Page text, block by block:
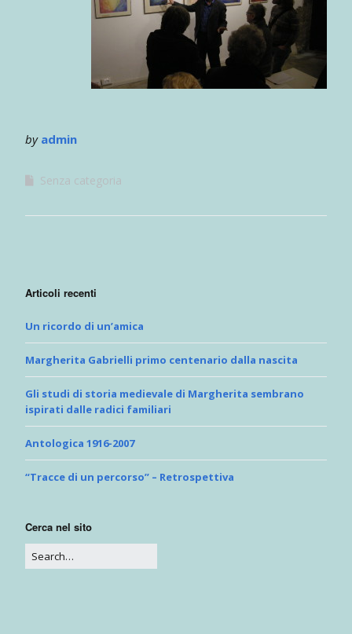
by admin
Senza categoria
Articoli recenti
Un ricordo di un’amica
Margherita Gabrielli primo centenario dalla nascita
Gli studi di storia medievale di Margherita sembrano
ispirati dalle radici familiari
Antologica 1916-2007
“Tracce di un percorso” – Retrospettiva
Cerca nel sito